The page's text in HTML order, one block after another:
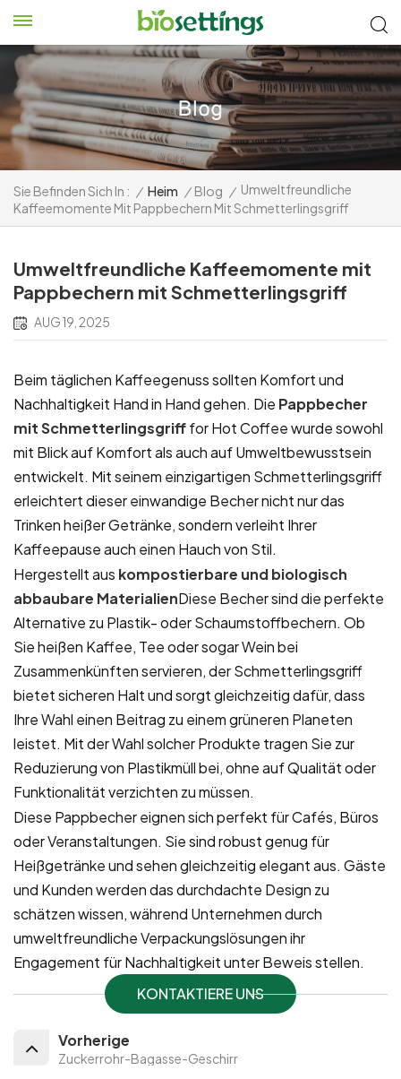
Sie Befinden Sich In : / Heim / Blog / Umweltfreundliche
Kaffeemomente Mit Pappbechern Mit Schmetterlingsgriff
Umweltfreundliche Kaffeemomente mit
Pappbechern mit Schmetterlingsgriff
AUG 19, 2025
Beim täglichen Kaffeegenuss sollten Komfort und
Nachhaltigkeit Hand in Hand gehen. Die Pappbecher
mit Schmetterlingsgrifffor Hot Coffee wurde sowohl
mit Blick auf Komfort als auch auf Umweltbewusstsein
entwickelt. Mit seinem einzigartigen Schmetterlingsgriff
erleichtert dieser einwandige Becher nicht nur das
Trinken heißer Getränke, sondern verleiht Ihrer
Kaffeepause auch einen Hauch von Stil.
Hergestellt aus kompostierbare und biologisch
abbaubare MaterialienDiese Becher sind die perfekte
Alternative zu Plastik- oder Schaumstoffbechern. Ob
Sie heißen Kaffee, Tee oder sogar Wein bei
Zusammenkünften servieren, der Schmetterlingsgriff
bietet sicheren Halt und sorgt gleichzeitig dafür, dass
Ihre Wahl einen Beitrag zu einem grüneren Planeten
leistet. Mit der Wahl solcher Produkte tragen Sie zur
Reduzierung von Plastikmüll bei, ohne auf Qualität oder
Funktionalität verzichten zu müssen.
Diese Pappbecher eignen sich perfekt für Cafés, Büros
oder Veranstaltungen. Sie sind robust genug für
Heißgetränke und sehen gleichzeitig elegant aus. Gäste
und Kunden werden das durchdachte Design zu
schätzen wissen, während Unternehmen durch
umweltfreundliche Verpackungslösungen ihr
Engagement für Nachhaltigkeit unter Beweis stellen.
KONTAKTIERE UNS
Vorherige
Zuckerrohr-Bagasse-Geschirr